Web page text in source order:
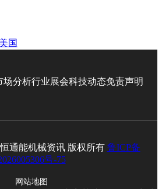
美国
场分析行业展会科技动态免责声明
通能机械资讯 版权所有 鲁ICP备
号-75
网站地图